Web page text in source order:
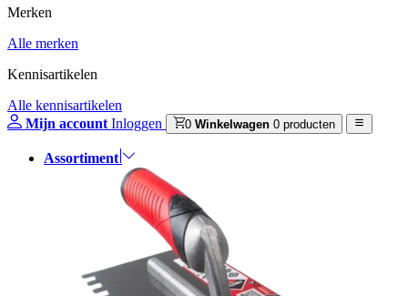
Merken
Alle merken
Kennisartikelen
Alle kennisartikelen
Mijn account Inloggen 0 Winkelwagen 0 producten
Assortiment